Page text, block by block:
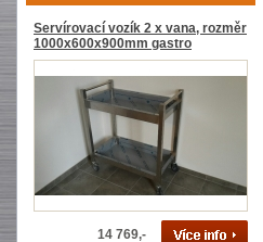
Servírovací vozík 2 x vana, rozměr
1000x600x900mm gastro
14 769,-